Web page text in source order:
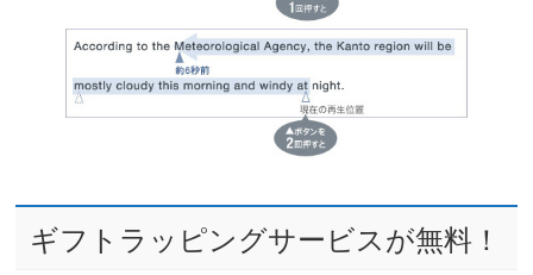
ギフトラッピングサービスが無料！